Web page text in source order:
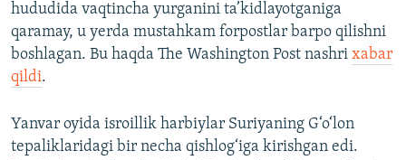
hududida vaqtincha yurganini ta’kidlayotganiga
qaramay, u yerda mustahkam forpostlar barpo qilishni
boshlagan. Bu haqda The Washington Post nashri xabar
qildi.
Yanvar oyida isroillik harbiylar Suriyaning G‘o‘lon
tepaliklaridagi bir necha qishlog‘iga kirishgan edi.